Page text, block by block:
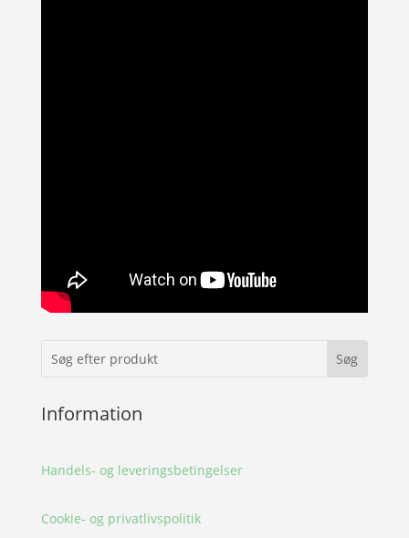
Information
Handels- og leveringsbetingelser
Cookie- og privatlivspolitik